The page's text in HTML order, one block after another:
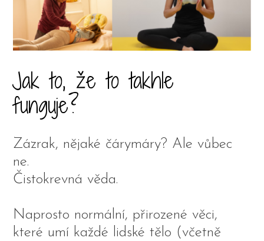
Jak to, že to takhle
funguje?
Zázrak, nějaké čárymáry? Ale vůbec
ne.
Čistokrevná věda.
Naprosto normální, přirozené věci,
které umí každé lidské tělo (včetně